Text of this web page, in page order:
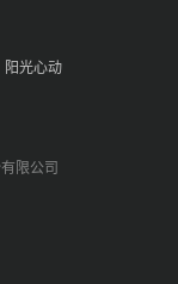
阳光心动
限公司